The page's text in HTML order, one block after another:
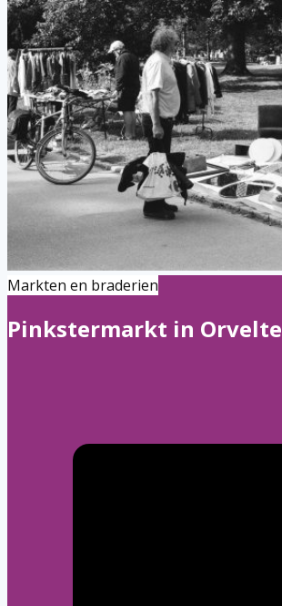
Markten en braderien
Pinkstermarkt in Orvelte